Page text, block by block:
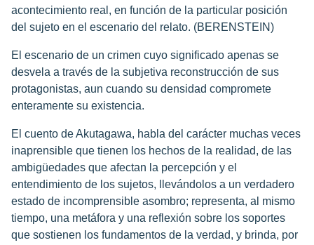
acontecimiento real, en función de la particular posición
del sujeto en el escenario del relato. (BERENSTEIN)
El escenario de un crimen cuyo significado apenas se
desvela a través de la subjetiva reconstrucción de sus
protagonistas, aun cuando su densidad compromete
enteramente su existencia.
El cuento de Akutagawa, habla del carácter muchas veces
inaprensible que tienen los hechos de la realidad, de las
ambigüedades que afectan la percepción y el
entendimiento de los sujetos, llevándolos a un verdadero
estado de incomprensible asombro; representa, al mismo
tiempo, una metáfora y una reflexión sobre los soportes
que sostienen los fundamentos de la verdad, y brinda, por